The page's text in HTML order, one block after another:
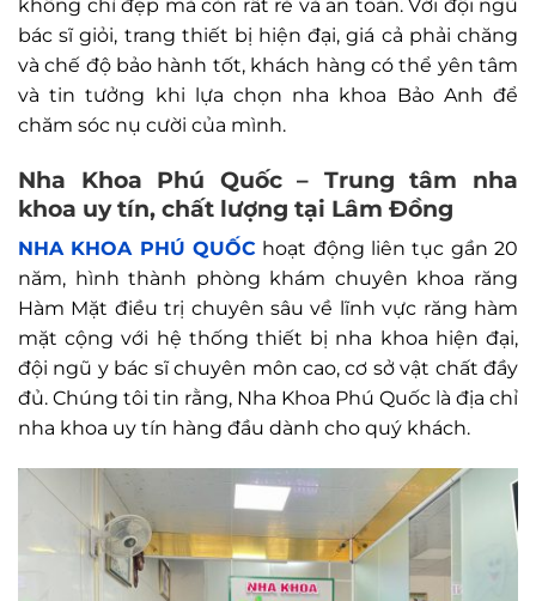
không chỉ đẹp mà còn rất rẻ và an toàn. Với đội ngũ
bác sĩ giỏi, trang thiết bị hiện đại, giá cả phải chăng
và chế độ bảo hành tốt, khách hàng có thể yên tâm
và tin tưởng khi lựa chọn nha khoa Bảo Anh để
chăm sóc nụ cười của mình.
Nha Khoa Phú Quốc – Trung tâm nha
khoa uy tín, chất lượng tại Lâm Đồng
NHA KHOA PHÚ QUỐC hoạt động liên tục gần 20
năm, hình thành phòng khám chuyên khoa răng
Hàm Mặt điều trị chuyên sâu về lĩnh vực răng hàm
mặt cộng với hệ thống thiết bị nha khoa hiện đại,
đội ngũ y bác sĩ chuyên môn cao, cơ sở vật chất đầy
đủ. Chúng tôi tin rằng, Nha Khoa Phú Quốc là địa chỉ
nha khoa uy tín hàng đầu dành cho quý khách.